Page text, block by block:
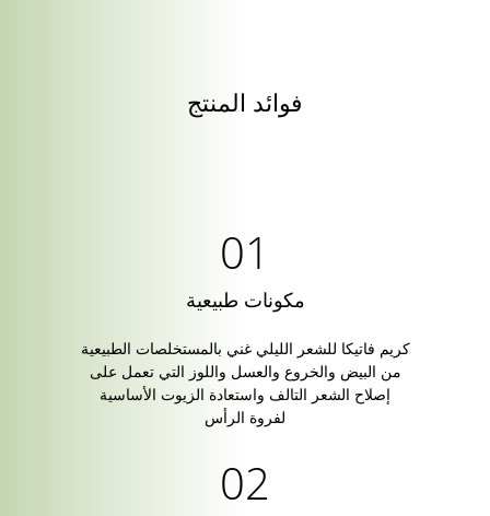
فوائد المنتج
مكونات طبيعية
كريم فاتيكا للشعر الليلي غني بالمستخلصات الطبيعية
من البيض والخروع والعسل واللوز التي تعمل على
إصلاح الشعر التالف واستعادة الزيوت الأساسية
لفروة الرأس